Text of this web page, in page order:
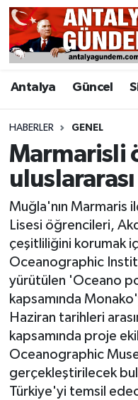
Antalya Güncel
HABERLER GENEL
Marmarisli
uluslararası
Muğla'nın Marmaris
Lisesi öğrencileri,
çeşitliliğini korumak
Oceanographic
yürütülen 'Oceano
kapsamında
Haziran tarihleri
kapsamında proje
Oceanographic
gerçekleştirilecek
Türkiye'yi temsil
Antalya
Asayiş
Bilim & Teknoloji
Bölge
EĞİTİM
Ekonomi
Genel
Görüntülü Haber
Güncel
Kültür & Sanat
Antalya Nöbetçi
Antalya Hava
Antalya Namaz
Antalya Trafik
Süper Lig Puan
Tüm Manşetler
Son Dakika
Haber Arşivi